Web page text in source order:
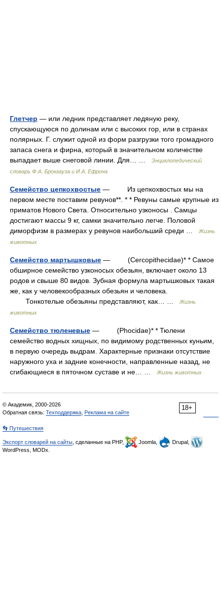
Глетчер — или ледник представляет ледяную реку,
спускающуюся по долинам или с высоких гор, или в странах
полярных. Г. служит одной из форм разгрузки того громадного
запаса снега и фирна, который в значительном количестве
выпадает выше снеговой линии. Для… …
Энциклопедический
словарь Ф.А. Брокгауза и И.А. Ефрона
Семейство цепкохвостые — Из цепкохвостых мы на
первом месте поставим ревунов**. * * Ревуны самые крупные из
приматов Нового Света. Относительно узконосы . Самцы
достигают массы 9 кг, самки значительно легче. Половой
диморфизм в размерах у ревунов наибольший среди …
Жизнь
животных
Семейство мартышковые — (Cercopithecidae)* * Самое
обширное семейство узконосых обезьян, включает около 13
родов и свыше 80 видов. Зубная формула мартышковых такая
же, как у человекообразных обезьян и человека.
Тонкотелые обезьяны представляют, как… …
Жизнь
животных
Семейство тюленевые — (Phocidae)* * Тюлени
семейство водных хищных, по видимому родственных куньим,
в первую очередь выдрам. Характерные признаки отсутствие
наружного уха и задние конечности, направленные назад, не
сгибающиеся в пяточном суставе и не… …
Жизнь животных
18+
© Академик, 2000-2026
Обратная связь: Техподдержка Реклама на сайте
👣 Путешествия
Экспорт словарей на сайты , сделанные на PHP, Joomla,
Drupal,
WordPress, MODx.